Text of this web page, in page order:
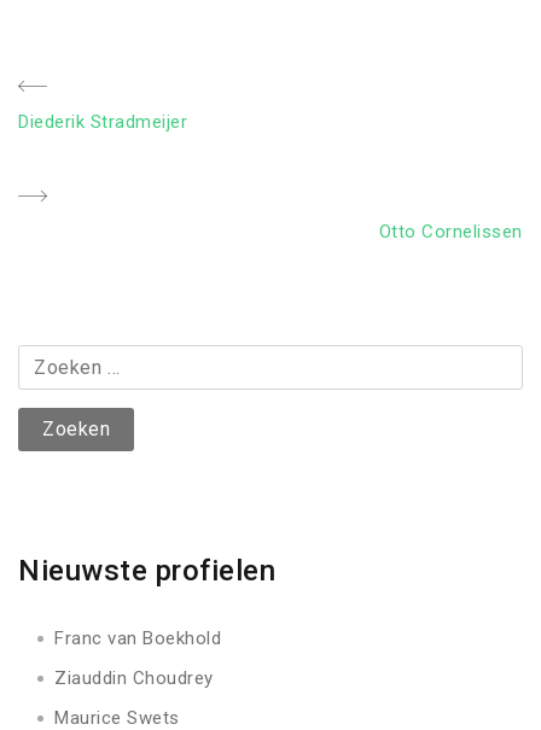
Bericht
Previous
Diederik Stradmeijer
Next
Otto Cornelissen
Zoeken
naar:
Nieuwste profielen
Franc van Boekhold
Ziauddin Choudrey
Maurice Swets